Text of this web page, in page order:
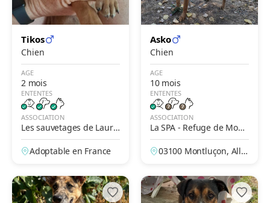
Tikos
Chien
AGE
2 mois
ENTENTES
ASSOCIATION
Les sauvetages de Laure
et Lina
Adoptable en France
Asko
Chien
AGE
10 mois
ENTENTES
ASSOCIATION
La SPA - Refuge de Montl
uçon – La Loue
03100 Montluçon, Allie